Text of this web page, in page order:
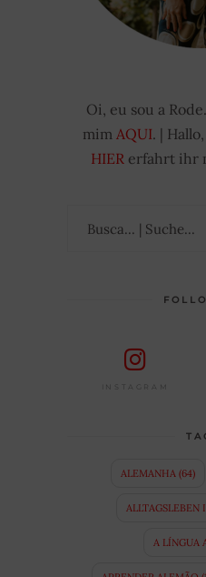
Oi, eu sou a
mim AQUI. |
HIER erfahrt ihr
INSTAGRAM
ALEMANHA (64)
ALLTAGSLEBEN
A LÍNGUA